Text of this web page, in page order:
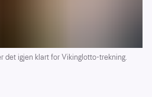
det igjen klart for Vikinglotto-trekning.